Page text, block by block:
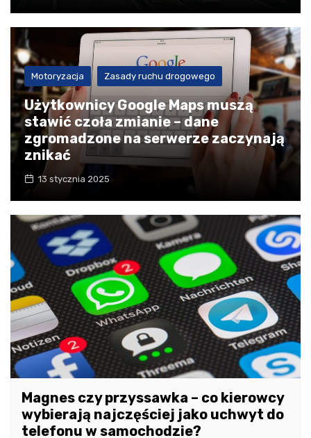
Motoryzacja Zasady ruchu drogowego
Użytkownicy Google Maps muszą
stawić czoła zmianie – dane
zgromadzone na serwerze zaczynają
znikać
13 stycznia 2025
Magnes czy przyssawka – co kierowcy
wybierają najczęściej jako uchwyt do
telefonu w samochodzie?